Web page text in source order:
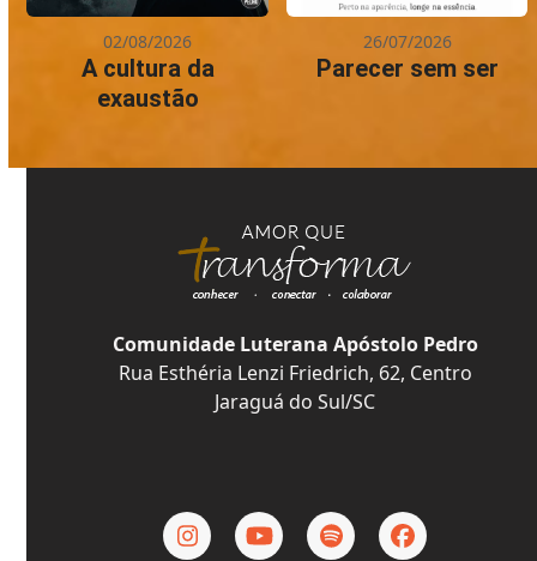
02/08/2026
A cultura da
exaustão
26/07/2026
Parecer sem ser
Comunidade Luterana Apóstolo Pedro
Rua Esthéria Lenzi Friedrich, 62, Centro
Jaraguá do Sul/SC
InstagramYouTubeSpotifyFacebook